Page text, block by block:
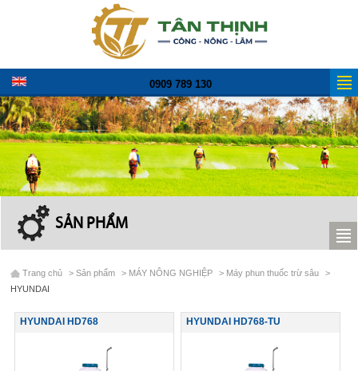
0909 789 130
SẢN PHẨM
Trang chủ >Sản phẩm > MÁY NÔNG NGHIỆP > Máy phun thuốc trừ sâu
>
HYUNDAI
HYUNDAI HD768 HYUNDAI HD768-TU